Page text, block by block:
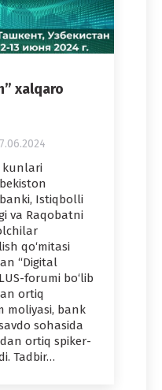
xalqaro
kunlari
Istiqbolli
va Raqobatni
qo‘mitasi
“Digital
forumi bo‘lib
ortiq
moliyasi, bank
sohasida
ortiq spiker-
Tadbir…